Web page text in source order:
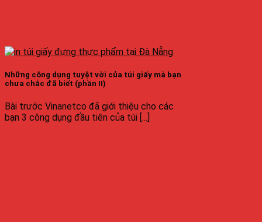
Những công dụng tuyệt vời của túi giấy mà bạn
chưa chắc đã biết (phần II)
Bài trước Vinanetco đã giới thiệu cho các
bạn 3 công dụng đầu tiên của túi [...]